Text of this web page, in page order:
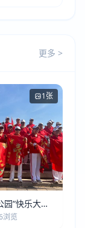
更多 >
1张
“快乐大本
周年庆祝活动
浏览